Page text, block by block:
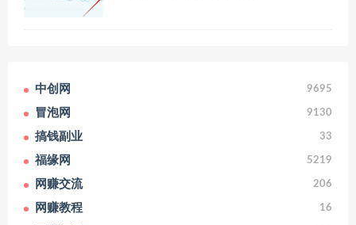
中创网 9695
冒泡网 9130
搞钱副业 33
福缘网 5219
网赚交流 206
网赚教程 16